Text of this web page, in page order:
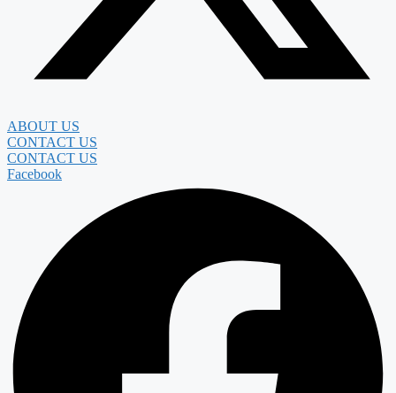
ABOUT US
CONTACT US
CONTACT US
Facebook